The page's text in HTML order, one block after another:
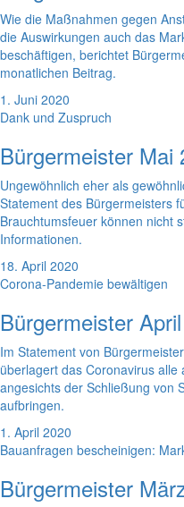
Wie die Maßnahmen gegen
die Auswirkungen auch das
beschäftigen, berichtet
monatlichen Beitrag.
1. Juni 2020
Dank und Zuspruch
Bürgermeister Mai
Ungewöhnlich eher als
Statement des Bürgermeisters
Brauchtumsfeuer können nicht
Informationen.
18. April 2020
Corona-Pandemie bewältigen
Bürgermeister
Im Statement von
überlagert das Coronavirus
angesichts der Schließung von
aufbringen.
1. April 2020
Bauanfragen bescheinigen:
Bürgermeister